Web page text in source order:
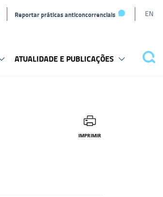
Reportar práticas anticoncorrenciais EN
ATUALIDADE E PUBLICAÇÕES
IMPRIMIR